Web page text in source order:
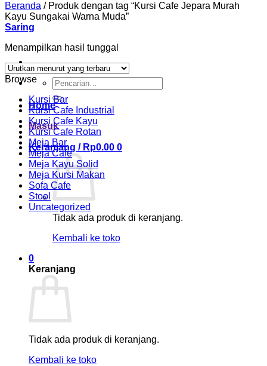
Pencarian
untuk:
Home
Masuk
Keranjang / Rp0.00 0
Tidak ada produk di keranjang.
Kembali ke toko
0
Keranjang
Tidak ada produk di keranjang.
Kembali ke toko
Beranda /Produk dengan tag “Kursi Cafe Jepara Murah
Kayu Sungakai Warna Muda”
Saring
Menampilkan hasil tunggal
Browse
Kursi Bar
Kursi Cafe Industrial
Kursi Cafe Kayu
Kursi Cafe Rotan
Meja Bar
Meja Cafe
Meja Kayu Solid
Meja Kursi Makan
Sofa Cafe
Stool
Uncategorized